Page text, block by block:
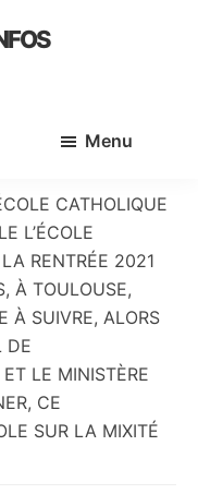
Menu
CATHOLIQUE
L’ÉCOLE
RENTRÉE 2021
À TOULOUSE,
À SUIVRE, ALORS
DE
LE MINISTÈRE
CE
SUR LA MIXITÉ